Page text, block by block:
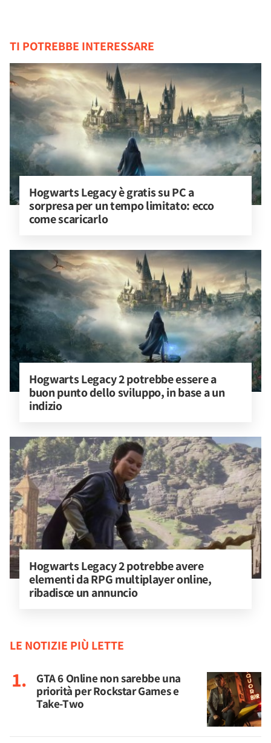
TI POTREBBE INTERESSARE
Hogwarts Legacy è gratis su PC a
sorpresa per un tempo limitato: ecco
come scaricarlo
Hogwarts Legacy 2 potrebbe essere a
buon punto dello sviluppo, in base a un
indizio
Hogwarts Legacy 2 potrebbe avere
elementi da RPG multiplayer online,
ribadisce un annuncio
LE NOTIZIE PIÙ LETTE
GTA 6 Online non sarebbe una
priorità per Rockstar Games e
Take-Two